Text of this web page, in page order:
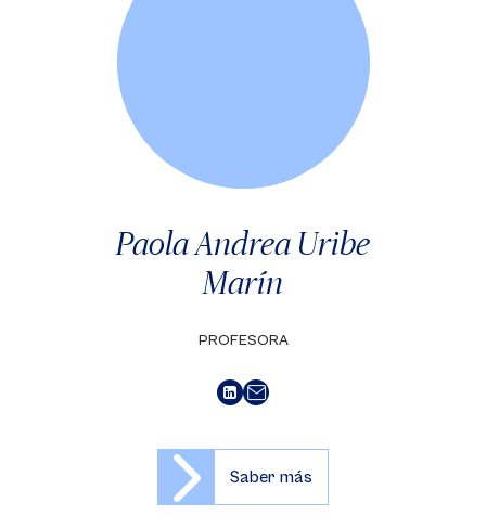
Paola Andrea Uribe
Marín
PROFESORA
Saber más